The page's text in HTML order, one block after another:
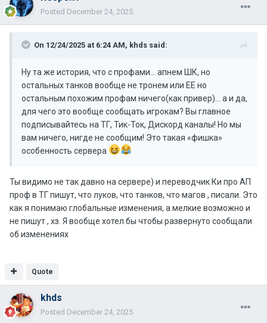
Posted December 24, 2025
On 12/24/2025 at 6:24 AM, khds said:
Ну та же история, что с профами… апнем ШК, но
остальных танков вообще не тронем или ЕЕ но
остальным похожим профам ничего(как привер)… а и да,
для чего это вообще сообщать игрокам? Вы главное
подписывайтесь на ТГ, Тик-Ток, Дискорд каналы! Но мы
вам ничего, нигде не сообщим! Это такая «фишка»
особенность сервера
Ты видимо не так давно на сервере) и переводчик Ки про АП
проф в ТГ пишут, что луков, что танков, что магов , писали. Это
как я понимаю глобальные изменения, а мелкие возможно и
не пишут , хз. Я вообще хотел бы чтобы развернуто сообщали
об изменениях
Quote
khds
Posted December 24, 2025